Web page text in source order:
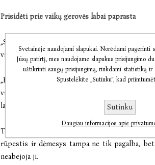
Prisidėti prie vaikų gerovės labai paprasta
„SOS vaikų kaimai Lietuva“ vykdančioji
visavertę vaikų ateitį, o tam reikia ne tik
„Pagrindinė mūsų organizacijos misija –
vien tik materialinės pagalbos, reikia
laisvi. Būdų, kaip prisidėti prie vaikų gerovės
Tokios iniciatyvos ne tik teikia pagalbą, bet ir
rūpestis ir dėmesys tampa ne tik pagalba,
neabejoja ji.
Svetainėje naudojami slapukai. Norėdami pagerinti
Jūsų patirtį, mes naudojame slapukus prisijungimo
užtikrinti saugų prisijungimą, rinkdami statistiką ir
Spustelėkite „Sutinku“, kad
Sutinku
Daugiau informacijos apie